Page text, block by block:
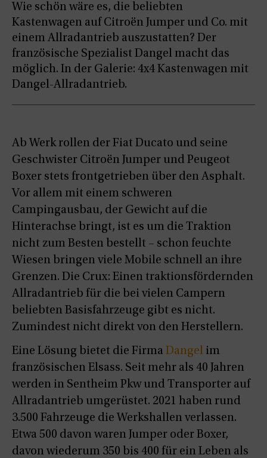
Wie schön wäre es, die beliebten
Kastenwagen auf Citroën Jumper und Co. mit
einem Allradantrieb auszustatten? Der
französische Spezialist Dangel macht das
möglich. In der Galerie: 4x4 Kastenwagen mit
Dangel-Allradantrieb.
Ab Werk rollen der Fiat Ducato und seine
Geschwister Citroën Jumper und Peugeot
Boxer stets frontgetrieben über den Asphalt.
Vor allem mit einem schweren
Campingausbau, der Gewicht auf die
Hinterachse bringt, ist es um die Traktion
nicht zum Besten bestellt – schon feuchte
Wiesen bringen viele Mobile schnell an ihre
Grenzen. Die Crux: Einen traktionsfördernden
Allradantrieb für die bei vielen Campern
beliebten Basisfahrzeuge gibt es nicht.
Zumindest nicht direkt von den Herstellern.
Eine Lösung bietet die Firma Dangel im
französischen Elsass. Seit mehr als 40 Jahren
werden in Sentheim Pkw und Transporter auf
Allradantrieb umgerüstet. 2021 haben rund
3.500 Fahrzeuge die Werkshallen verlassen.
Etwa 500 davon waren Jumper oder Boxer,
davon wiederum 350 bis 400 für ein Leben als